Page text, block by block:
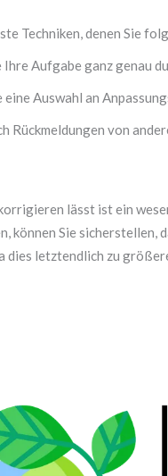
Techniken, denen Sie
Aufgabe ganz genau
eine Auswahl an
Rückmeldungen von
lässt ist ein
können Sie sicherstellen,
dies letztendlich zu